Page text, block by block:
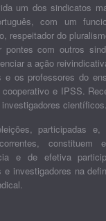
um dos sindicatos
com um
respeitador do
pontes com outros
a ação
e os professores do
cooperativo e IPSS.
científicos.
participadas e,
constituem
e de efetiva
e investigadores na